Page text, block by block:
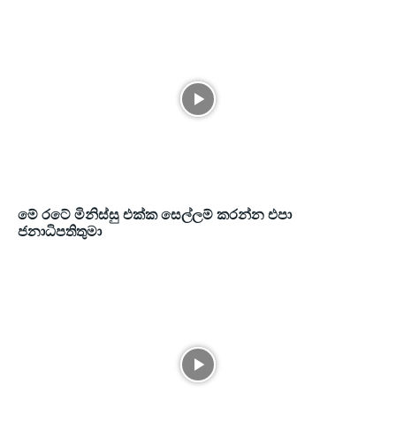
මේ රටේ මිනිස්සු එක්ක සෙල්ලම් කරන්න එපා
ජනාධිපතිතුමා